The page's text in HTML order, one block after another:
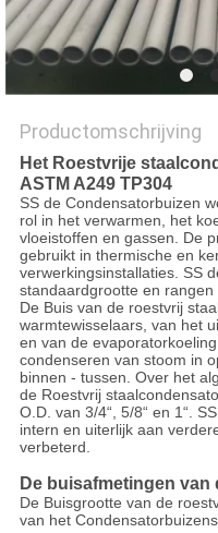
Productomschrijving
Het Roestvrije
ASTM A249 TP304
SS de Condensatorbuizen
rol in het verwarmen, het
vloeistoffen en gassen. De
gebruikt in thermische en
verwerkingsinstallaties. SS
standaardgrootte en
De Buis van de roestvrij
warmtewisselaars, van het
en van de
condenseren van stoom in
binnen - tussen. Over het
de Roestvrij
O.D. van 3/4“, 5/8“ en 1“.
intern en uiterlijk aan
verbeterd.
De buisafmetingen
De Buisgrootte van de
van het